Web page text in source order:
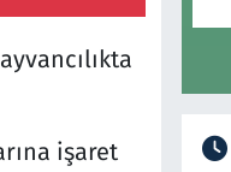
işaret